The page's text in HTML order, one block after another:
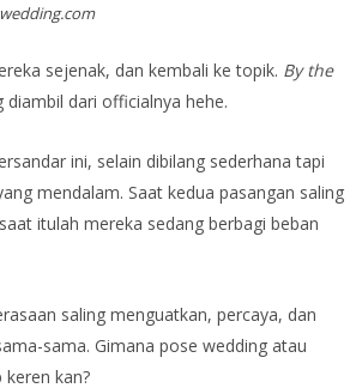
sejenak, dan kembali ke topik. By the
dari officialnya hehe.
ini, selain dibilang sederhana tapi
mendalam. Saat kedua pasangan saling
itulah mereka sedang berbagi beban
saling menguatkan, percaya, dan
sama. Gimana pose wedding atau
keren kan?